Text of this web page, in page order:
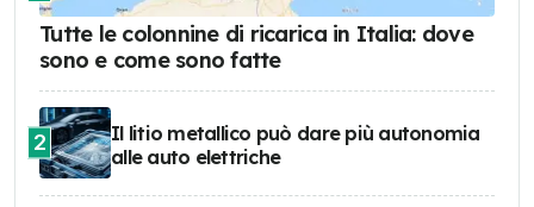
Tutte le colonnine di ricarica in Italia: dove
sono e come sono fatte
2
Il litio metallico può dare più autonomia
alle auto elettriche